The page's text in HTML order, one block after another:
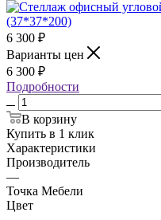
6 300 ₽
Варианты цен
6 300 ₽
Подробности
В корзину
Купить в 1 клик
Характеристики
Производитель
—
Точка Мебели
Цвет